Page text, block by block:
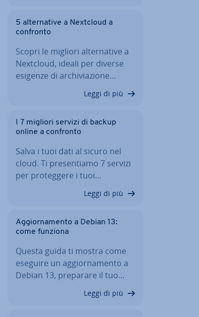
5 al­ter­na­ti­ve a Nextcloud a
confronto
Scopri le migliori al­ter­na­ti­ve a
Nextcloud, ideali per diverse
esigenze di ar­chi­via­zio­ne…
Leggi di più
I 7 migliori servizi di backup
online a confronto
Salva i tuoi dati al sicuro nel
cloud. Ti pre­sen­tia­mo 7 servizi
per pro­teg­ge­re i tuoi…
Leggi di più
Ag­gior­na­men­to a Debian 13:
come funziona
Questa guida ti mostra come
eseguire un ag­gior­na­men­to a
Debian 13, preparare il tuo…
Leggi di più